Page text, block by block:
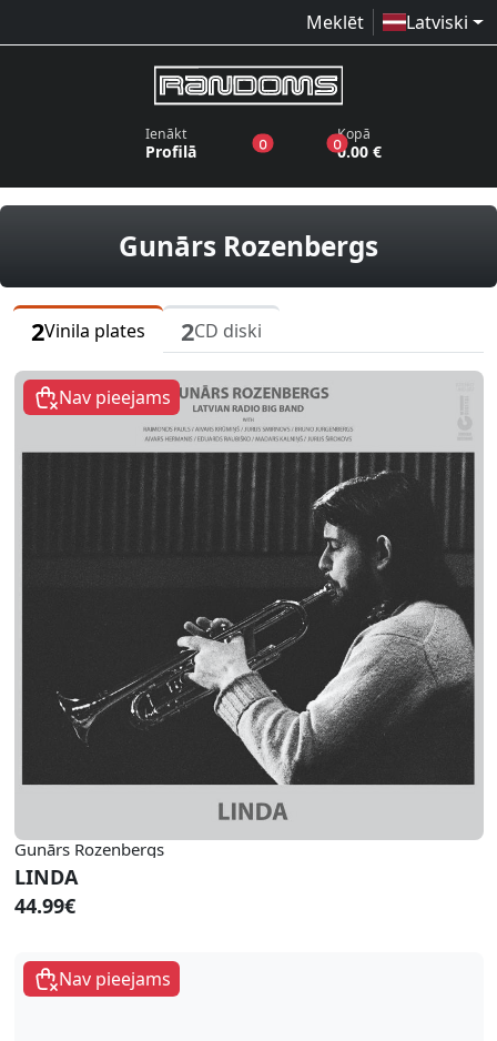
Meklēt Latviski
Ienākt
Profilā 0produkti vēlmju sarakstā
0produkti grozā
Kopā
0.00 €
Gunārs Rozenbergsvinila
2Vinila plates 2CD diski
Nav pieejams
Gunārs Rozenbergs
LINDA
44.99€
Nav pieejams